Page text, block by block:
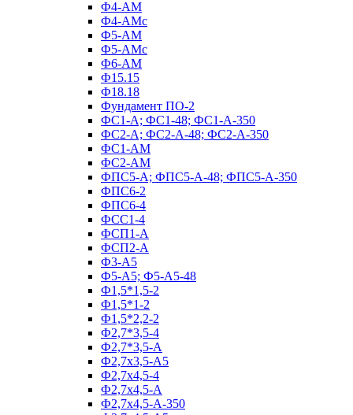
Ф4-АМ
Ф4-АМс
Ф5-АМ
Ф5-АМс
Ф6-АМ
Ф15.15
Ф18.18
Фундамент ПО‑2
ФС1-А; ФС1-48; ФС1-А-350
ФС2-А; ФС2-А-48; ФС2-А-350
ФС1-АМ
ФС2-АМ
ФПС5-А; ФПС5-А-48; ФПС5-А-350
ФПС6-2
ФПС6-4
ФСС1-4
ФСП1-А
ФСП2-А
Ф3-А5
Ф5-А5; Ф5-А5-48
Ф1,5*1,5-2
Ф1,5*1-2
Ф1,5*2,2-2
Ф2,7*3,5-4
Ф2,7*3,5-А
Ф2,7х3,5-А5
Ф2,7х4,5-4
Ф2,7х4,5-А
Ф2,7х4,5-А-350